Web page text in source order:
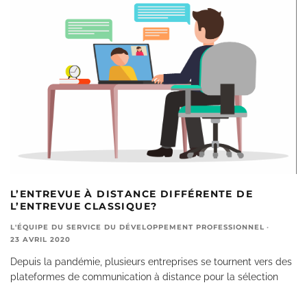
L’ENTREVUE À DISTANCE DIFFÉRENTE DE
L’ENTREVUE CLASSIQUE?
L'ÉQUIPE DU SERVICE DU DÉVELOPPEMENT PROFESSIONNEL ·
23 AVRIL 2020
Depuis la pandémie, plusieurs entreprises se tournent vers des
plateformes de communication à distance pour la sélection